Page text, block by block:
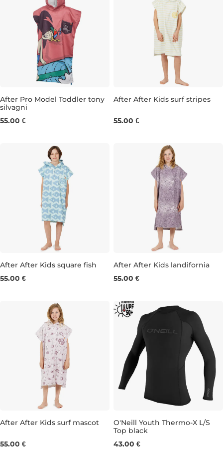
After Pro Model Toddler tony
silvagni
55.00 €
After After Kids surf stripes
55.00 €
After After Kids square fish
55.00 €
After After Kids landifornia
55.00 €
After After Kids surf mascot
55.00 € 8 10
O'Neill Youth Thermo-X L/S
Top black
43.00 €